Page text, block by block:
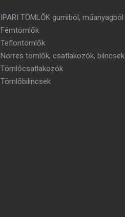
IPARI TÖMLŐK gumiból, műanyagból
Fémtömlők
Teflontömlők
Norres tömlők, csatlakozók, bilncsek
Tömlőcsatlakozók
Tömlőbilincsek